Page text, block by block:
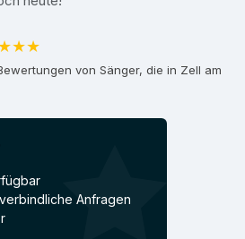
von Sänger, die in Zell am
Anfragen